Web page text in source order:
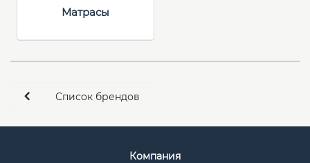
Матрасы
Список брендов
Компания